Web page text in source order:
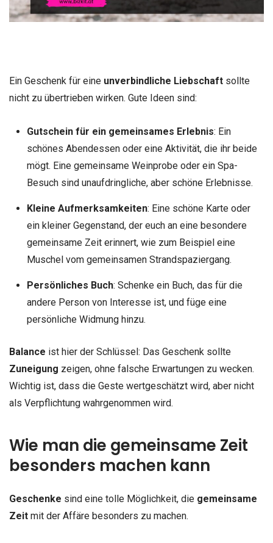
Ein Geschenk für eine unverbindliche Liebschaft sollte
nicht zu übertrieben wirken. Gute Ideen sind:
Gutschein für ein gemeinsames Erlebnis: Ein
schönes Abendessen oder eine Aktivität, die ihr beide
mögt. Eine gemeinsame Weinprobe oder ein Spa-
Besuch sind unaufdringliche, aber schöne Erlebnisse.
Kleine Aufmerksamkeiten: Eine schöne Karte oder
ein kleiner Gegenstand, der euch an eine besondere
gemeinsame Zeit erinnert, wie zum Beispiel eine
Muschel vom gemeinsamen Strandspaziergang.
Persönliches Buch: Schenke ein Buch, das für die
andere Person von Interesse ist, und füge eine
persönliche Widmung hinzu.
Balance ist hier der Schlüssel: Das Geschenk sollte
Zuneigung zeigen, ohne falsche Erwartungen zu wecken.
Wichtig ist, dass die Geste wertgeschätzt wird, aber nicht
als Verpflichtung wahrgenommen wird.
Wie man die gemeinsame Zeit
besonders machen kann
Geschenke sind eine tolle Möglichkeit, die gemeinsame
Zeit mit der Affäre besonders zu machen.